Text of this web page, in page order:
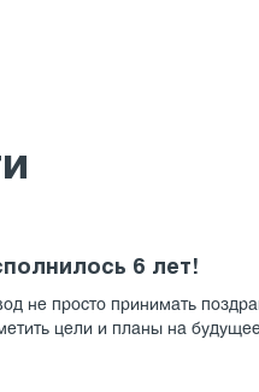
6 лет!
не просто принимать
цели и планы на